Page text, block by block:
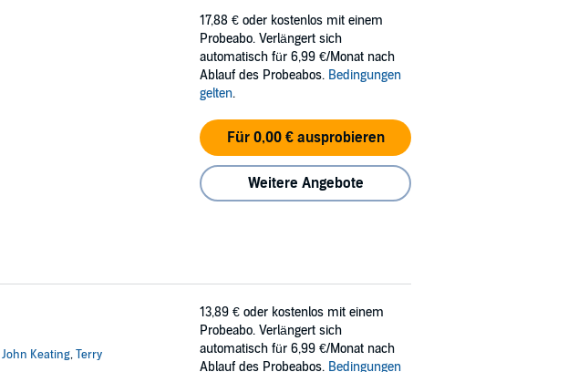
17,88 € oder kostenlos mit einem
Probeabo. Verlängert sich
automatisch für 6,99 €/Monat nach
Ablauf des Probeabos. Bedingungen
gelten.
Für 0,00 € ausprobieren
Weitere Angebote
John Keating,Terry
13,89 € oder kostenlos mit einem
Probeabo. Verlängert sich
automatisch für 6,99 €/Monat nach
Ablauf des Probeabos. Bedingungen